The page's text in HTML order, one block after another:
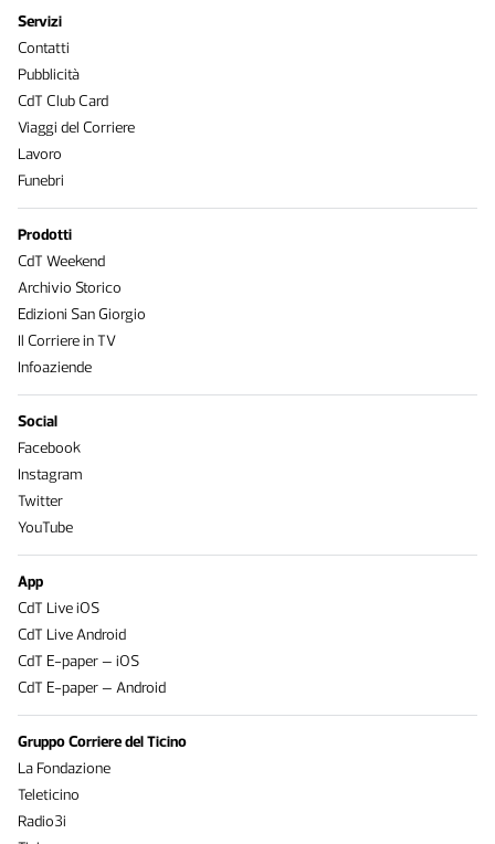
Servizi
Contatti
Pubblicità
CdT Club Card
Viaggi del Corriere
Lavoro
Funebri
Prodotti
CdT Weekend
Archivio Storico
Edizioni San Giorgio
Il Corriere in TV
Infoaziende
Social
Facebook
Instagram
Twitter
YouTube
App
CdT Live iOS
CdT Live Android
CdT E-paper – iOS
CdT E-paper – Android
Gruppo Corriere del Ticino
La Fondazione
Teleticino
Radio3i